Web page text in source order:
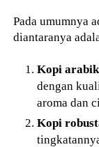
Pada umumnya
diantaranya
Kopi
dengan
aroma dan
Kopi